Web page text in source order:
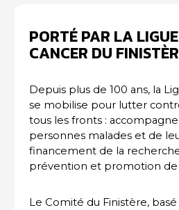
PORTÉ PAR LA
CANCER DU
Depuis plus de 100 ans, la
se mobilise pour lutter
tous les fronts :
personnes malades et de
financement de la
prévention et promotion de
Le Comité du Finistère,